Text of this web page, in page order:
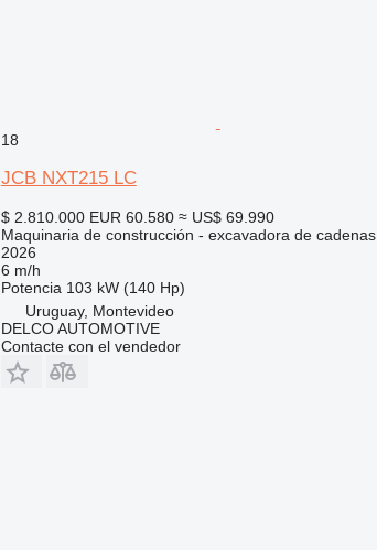
18
JCB NXT215 LC
$ 2.810.000 EUR 60.580 ≈ US$ 69.990
Maquinaria de construcción - excavadora de cadenas
2026
6 m/h
Potencia 103 kW (140 Hp)
Uruguay, Montevideo
DELCO AUTOMOTIVE
Contacte con el vendedor